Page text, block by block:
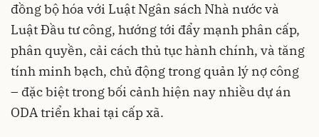
đồng bộ hóa với Luật Ngân sách Nhà nước và
Luật Đầu tư công, hướng tới đẩy mạnh phân cấp,
phân quyền, cải cách thủ tục hành chính, và tăng
tính minh bạch, chủ động trong quản lý nợ công
– đặc biệt trong bối cảnh hiện nay nhiều dự án
ODA triển khai tại cấp xã.